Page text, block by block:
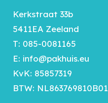
Kerkstraat 33b
5411EA Zeeland
T: 085-0081165
E: info@pakhuis.eu
KvK: 85857319
BTW: NL863769810B01